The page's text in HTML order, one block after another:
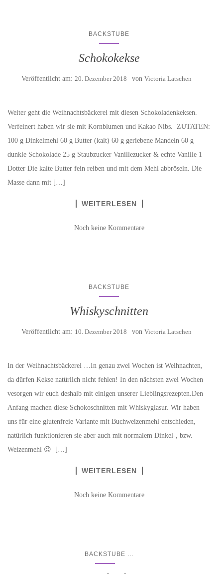
BACKSTUBE
Schokokekse
Veröffentlicht am: 20. Dezember 2018 von Victoria Latschen
Weiter geht die Weihnachtsbäckerei mit diesen Schokoladenkeksen.
Verfeinert haben wir sie mit Kornblumen und Kakao Nibs. ZUTATEN:
100 g Dinkelmehl 60 g Butter (kalt) 60 g geriebene Mandeln 60 g
dunkle Schokolade 25 g Staubzucker Vanillezucker & echte Vanille 1
Dotter Die kalte Butter fein reiben und mit dem Mehl abbröseln. Die
Masse dann mit […]
WEITERLESEN
Noch keine Kommentare
BACKSTUBE
Whiskyschnitten
Veröffentlicht am: 10. Dezember 2018 von Victoria Latschen
In der Weihnachtsbäckerei …In genau zwei Wochen ist Weihnachten,
da dürfen Kekse natürlich nicht fehlen! In den nächsten zwei Wochen
vesorgen wir euch deshalb mit einigen unserer Lieblingsrezepten.Den
Anfang machen diese Schokoschnitten mit Whiskyglasur. Wir haben
uns für eine glutenfreie Variante mit Buchweizenmehl entschieden,
natürlich funktionieren sie aber auch mit normalem Dinkel-, bzw.
Weizenmehl 😉 […]
WEITERLESEN
Noch keine Kommentare
BACKSTUBE